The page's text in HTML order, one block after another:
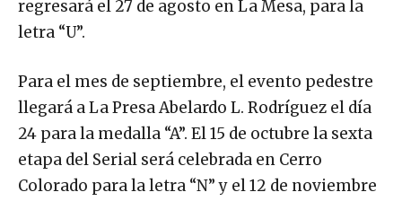
regresará el 27 de agosto en La Mesa, para la
letra “U”.
Para el mes de septiembre, el evento pedestre
llegará a La Presa Abelardo L. Rodríguez el día
24 para la medalla “A”. El 15 de octubre la sexta
etapa del Serial será celebrada en Cerro
Colorado para la letra “N” y el 12 de noviembre